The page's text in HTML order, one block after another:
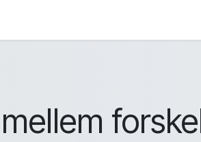
mellem